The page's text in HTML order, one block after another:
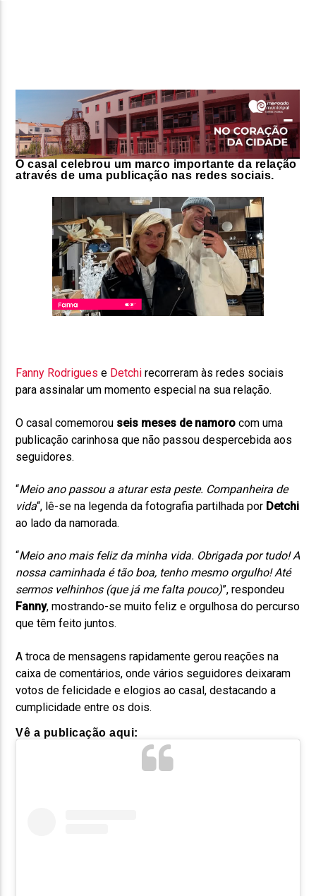
ON FM
O casal celebrou um marco importante da relação
através de uma publicação nas redes sociais.
Fanny Rodrigues e Detchi recorreram às redes sociais
para assinalar um momento especial na sua relação.
O casal comemorou seis meses de namoro com uma
publicação carinhosa que não passou despercebida aos
seguidores.
“Meio ano passou a aturar esta peste. Companheira de
vida“, lê-se na legenda da fotografia partilhada por Detchi
ao lado da namorada.
“Meio ano mais feliz da minha vida. Obrigada por tudo! A
nossa caminhada é tão boa, tenho mesmo orgulho! Até
sermos velhinhos (que já me falta pouco)”, respondeu
Fanny, mostrando-se muito feliz e orgulhosa do percurso
que têm feito juntos.
A troca de mensagens rapidamente gerou reações na
caixa de comentários, onde vários seguidores deixaram
votos de felicidade e elogios ao casal, destacando a
cumplicidade entre os dois.
Vê a publicação aqui: